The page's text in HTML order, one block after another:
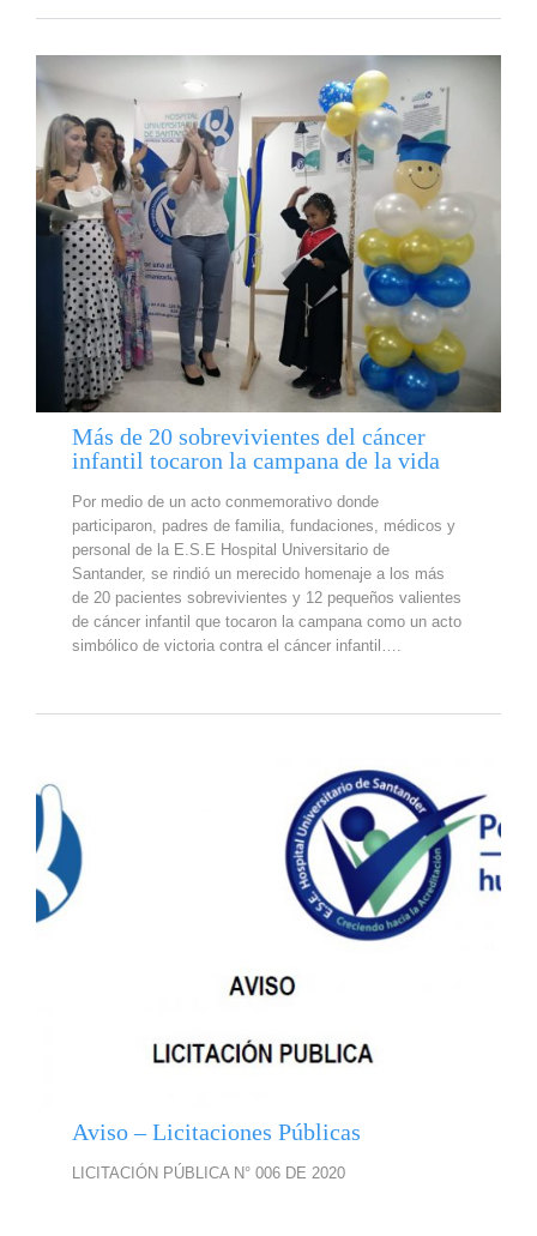
Más de 20 sobrevivientes del cáncer
infantil tocaron la campana de la vida
Por medio de un acto conmemorativo donde
participaron, padres de familia, fundaciones, médicos y
personal de la E.S.E Hospital Universitario de
Santander, se rindió un merecido homenaje a los más
de 20 pacientes sobrevivientes y 12 pequeños valientes
de cáncer infantil que tocaron la campana como un acto
simbólico de victoria contra el cáncer infantil….
Aviso – Licitaciones Públicas
LICITACIÓN PÚBLICA N° 006 DE 2020